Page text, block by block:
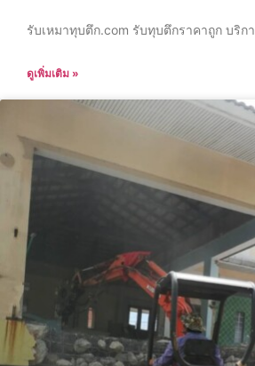
รับเหมาทุบตึก.com รับทุบตึกราคาถูก บริกา
ดูเพิ่มเติม »